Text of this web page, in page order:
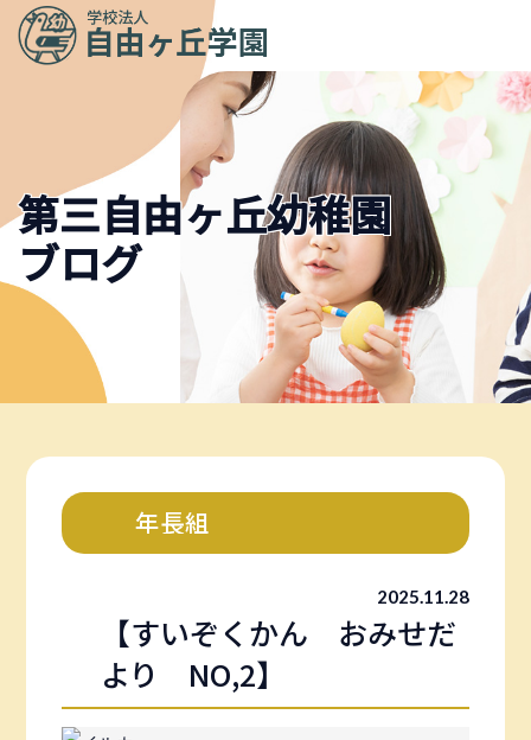
第三自由ヶ丘幼稚園
ブログ
年長組
【すいぞくかん おみせだ
より NO,2】
2025.11.28